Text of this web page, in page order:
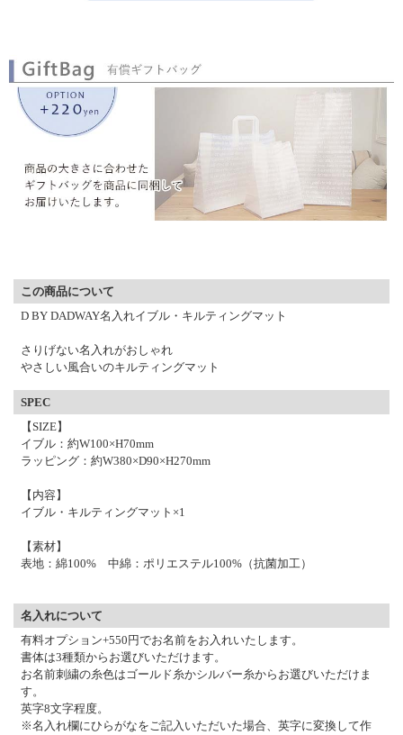
この商品について
D BY DADWAY名入れイブル・キルティングマット
さりげない名入れがおしゃれ
やさしい風合いのキルティングマット
SPEC
【SIZE】
イブル：約W100×H70mm
ラッピング：約W380×D90×H270mm
【内容】
イブル・キルティングマット×1
【素材】
表地：綿100% 中綿：ポリエステル100%（抗菌加工）
名入れについて
有料オプション+550円でお名前をお入れいたします。
書体は3種類からお選びいただけます。
お名前刺繍の糸色はゴールド糸かシルバー糸からお選びいただけま
す。
英字8文字程度。
※名入れ欄にひらがなをご記入いただいた場合、英字に変換して作